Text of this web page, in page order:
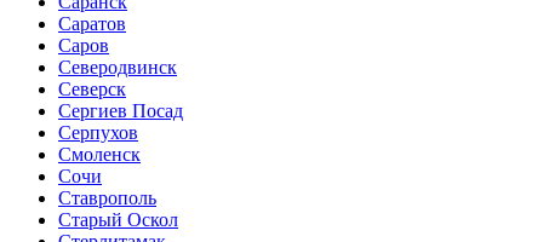
Саратов
Саров
Северодвинск
Северск
Сергиев Посад
Серпухов
Смоленск
Сочи
Ставрополь
Старый Оскол